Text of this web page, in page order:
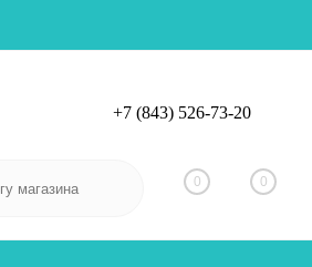
Вход
+7 (843) 526-73-20
0 0